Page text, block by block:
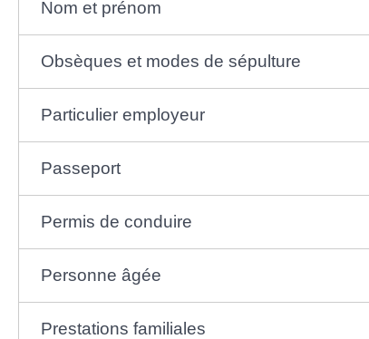
Nom et prénom
Obsèques et modes de sépulture
Particulier employeur
Passeport
Permis de conduire
Personne âgée
Prestations familiales